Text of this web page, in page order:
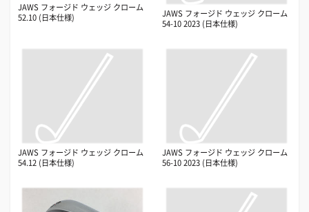
JAWS フォージド ウェッジ クローム
52.10 (日本仕様)
JAWS フォージド ウェッジ クローム
54-10 2023 (日本仕様)
JAWS フォージド ウェッジ クローム
54.12 (日本仕様)
JAWS フォージド ウェッジ クローム
56-10 2023 (日本仕様)